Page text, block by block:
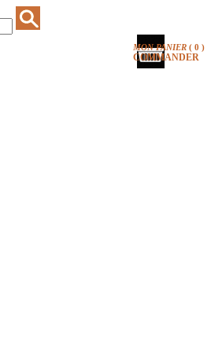
MON PANIER ( 0 )
COMMANDER